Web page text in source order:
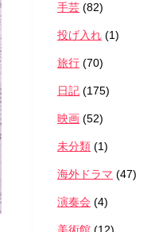
手芸 (82)
投げ入れ (1)
旅行 (70)
日記 (175)
映画 (52)
未分類 (1)
海外ドラマ (47)
演奏会 (4)